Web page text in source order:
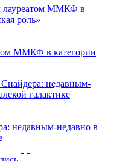
ММКФ в категории
недавным-недавно в